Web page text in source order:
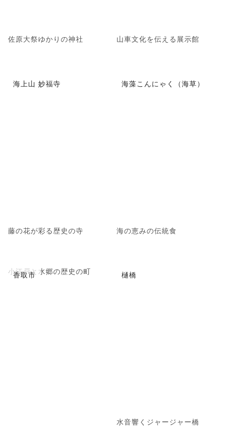
佐原大祭ゆかりの神社 山車文化を伝える展示館
海上山 妙福寺
藤の花が彩る歴史の寺
海藻こんにゃく（海草）
海の恵みの伝統食
香取市
小江戸と水郷の歴史の町 樋橋
水音響くジャージャー橋